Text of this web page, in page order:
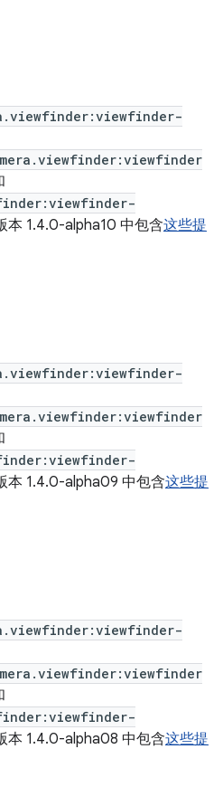
本 1.4.0-alpha10 中包含这些提
本 1.4.0-alpha09 中包含这些提
本 1.4.0-alpha08 中包含这些提